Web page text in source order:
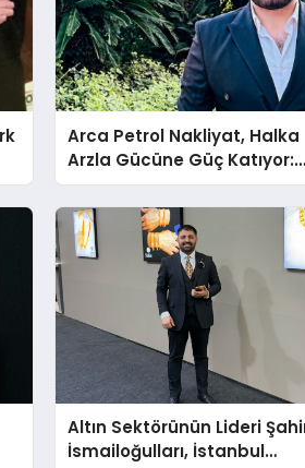
Arca Petrol Nakliyat, Halka
Arzla Gücüne Güç Katıyor:
Ömer Arca ve Mehmet
Arca’dan Sektöre Güçlü
Yatırım
Altın Sektörünün Lideri
İsmailoğulları, İstanbul